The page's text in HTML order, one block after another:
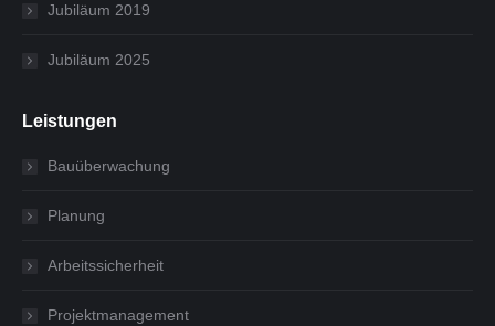
Jubiläum 2019
Jubiläum 2025
Leistungen
Bauüberwachung
Planung
Arbeitssicherheit
Projektmanagement